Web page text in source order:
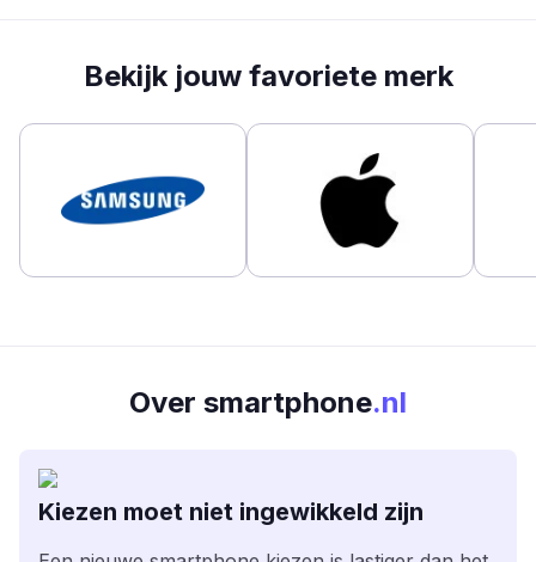
Bekijk jouw favoriete merk
Over smartphone.nl
Kiezen moet niet ingewikkeld zijn